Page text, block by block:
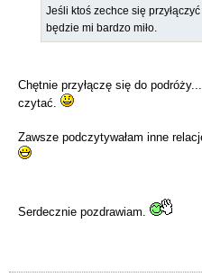
Jeśli ktoś zechce się
będzie mi bardzo miło.
Chętnie przyłączę się do
czytać.
Zawsze podczytywałam inne
Serdecznie pozdrawiam.